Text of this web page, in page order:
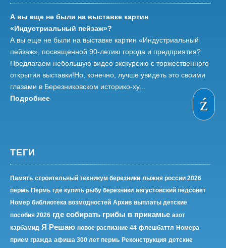
А вы еще не были на выставке картин
«Индустриальный пейзаж»?
А вы еще не были на выставке картин «Индустриальный
пейзаж», посвященной 90-летию города и предприятия?
Предлагаем небольшую видео экскурсию с торжественного
открытия выставки!Но, конечно, лучше увидеть это своими
глазами в Березниковском историко-ху...
Подробнее
ТЕГИ
Память строительный техникум березники лыжня россии 2026
пермь Пермь где купить рыбу березники августовский педсовет
Номер библиотека возмодностей Архив выплаты детские
пособия 2026 где собирать грибы в прикамье азот
карбамид Я Решаю новое распиание 44 флешбаттл Номера
прием гражда афиша 300 лет пермь Реконструкция детские